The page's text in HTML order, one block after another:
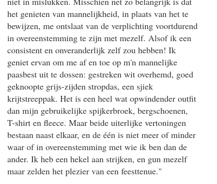
het genieten van mannelijkheid, in plaats van het te
bewijzen, me ontslaat van de verplichting voortdurend
in overeenstemming te zijn met mezelf. Alsof ik een
consistent en onveranderlijk zelf zou hebben! Ik
geniet ervan om me af en toe op m'n mannelijke
paasbest uit te dossen: gestreken wit overhemd, goed
geknoopte grijs-zijden stropdas, een sjiek
krijtstreeppak. Het is een heel wat opwindender outfit
dan mijn gebruikelijke spijkerbroek, bergschoenen,
T-shirt en fleece. Maar beide uiterlijke vertoningen
bestaan naast elkaar, en de één is niet meer of minder
waar of in overeenstemming met wie ik ben dan de
ander. Ik heb een hekel aan strijken, en gun mezelf
maar zelden het plezier van een feesttenue."